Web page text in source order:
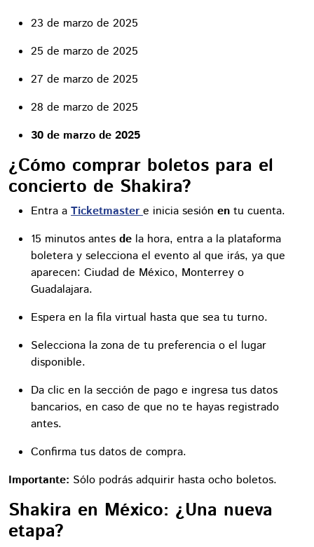
23 de marzo de 2025
25 de marzo de 2025
27 de marzo de 2025
28 de marzo de 2025
30 de marzo de 2025
¿Cómo comprar boletos para el
concierto de Shakira?
Entra a Ticketmastere inicia sesión en tu cuenta.
15 minutos antes de la hora, entra a la plataforma
boletera y selecciona el evento al que irás, ya que
aparecen: Ciudad de México, Monterrey o
Guadalajara.
Espera en la fila virtual hasta que sea tu turno.
Selecciona la zona de tu preferencia o el lugar
disponible.
Da clic en la sección de pago e ingresa tus datos
bancarios, en caso de que no te hayas registrado
antes.
Confirma tus datos de compra.
Importante: Sólo podrás adquirir hasta ocho boletos.
Shakira en México: ¿Una nueva
etapa?